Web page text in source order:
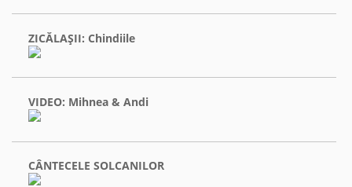
ZICĂLAŞII: Chindiile
VIDEO: Mihnea & Andi
CÂNTECELE SOLCANILOR